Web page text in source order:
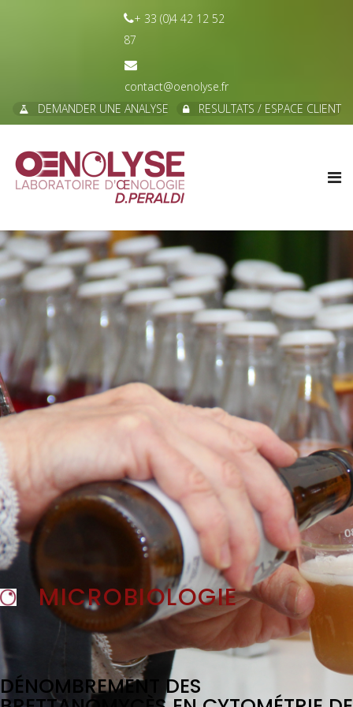
+ 33 (0)4 42 12 52
87
contact@oenolyse.fr
DEMANDER UNE ANALYSE
RESULTATS / ESPACE CLIENT
MICROBIOLOGIE
DÉNOMBREMENT DES